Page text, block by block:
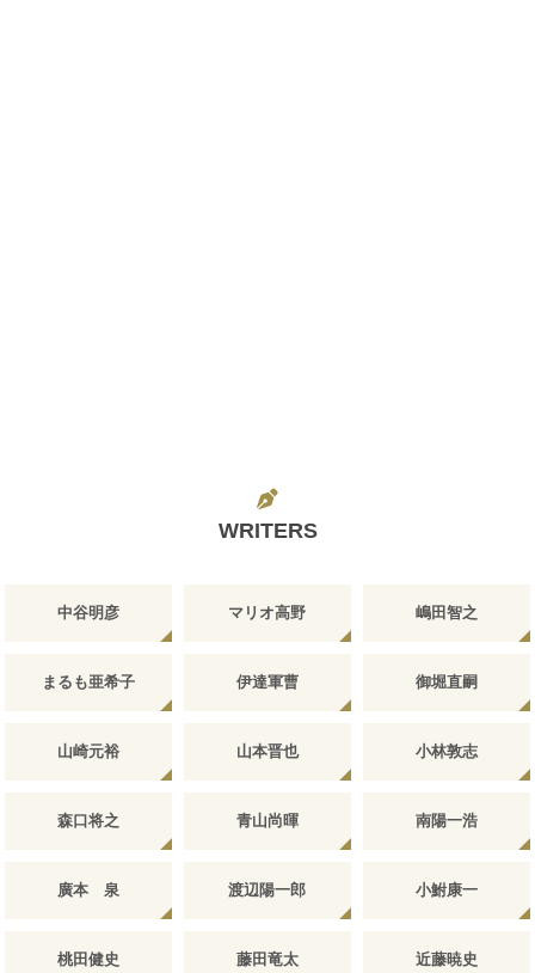
WRITERS
中谷明彦 マリオ高野 嶋田智之
まるも亜希子 伊達軍曹 御堀直嗣
山崎元裕 山本晋也 小林敦志
森口将之 青山尚暉 南陽一浩
廣本 泉 渡辺陽一郎 小鮒康一
桃田健史 藤田竜太 近藤暁史